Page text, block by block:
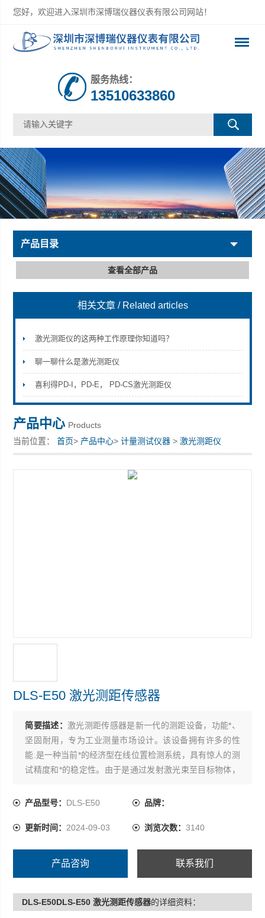
您好，欢迎进入深圳市深博瑞仪器仪表有限公司网站！
深圳市深博瑞仪器仪表有限公司
服务热线：
13510633860
产品目录
查看全部产品
相关文章 / Related articles
激光测距仪的这两种工作原理你知道吗？
聊一聊什么是激光测距仪
喜利得PD-I，PD-E， PD-CS激光测距仪
产品中心 Products
当前位置：首页> 产品中心>计量测试仪器 >激光测距仪
DLS-E50 激光测距传感器
简要描述： 激光测距传感器是新一代的测距设备，功能*、
坚固耐用，专为工业测量市场设计。该设备拥有许多的性
能.是一种当前*的经济型在线位置检测系统，具有惊人的测
试精度和*的稳定性。由于是通过发射激光束至目标物体，
下，也可达到很远的检测距离，而且对目标物体的尺寸面
体位置检测成为可能。可广泛应用于工业液位、料位、生
产品型号： DLS-E50 品牌：
更新时间： 2024-09-03 浏览次数： 3140
产品咨询 联系我们
DLS-E50DLS-E50 激光测距传感器的详细资料：